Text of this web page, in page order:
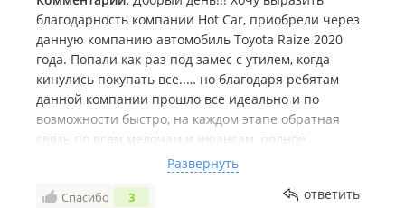
благодарность компании Hot Car, приобрели через
данную компанию автомобиль Toyota Raize 2020
года. Попали как раз под замес с утилем, когда
кинулись покупать все..… но благодаря ребятам
данной компании прошло все идеально и по
возможности быстро, на каждом этапе обратная
связь по всем мелочам и нюансам, полное
сопровождение от а до я..… Нам очень повезло, что
выбрали данную компанию, все следующие покупки
будут только через них. Кто думает через кого
Развернуть
Спасибо 3 ответить